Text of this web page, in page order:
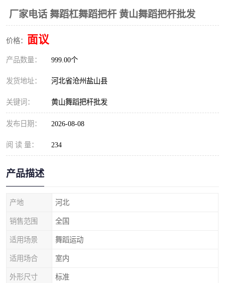
厂家电话 舞蹈杠舞蹈把杆 黄山舞蹈把杆批发
价格： 面议
产品数量： 999.00个
发货地址： 河北省沧州盐山县
关键词： 黄山舞蹈把杆批发
发布日期： 2026-08-08
阅 读 量： 234
产品描述
产地 河北
销售范围 全国
适用场景 舞蹈运动
适用场合 室内
外形尺寸 标准